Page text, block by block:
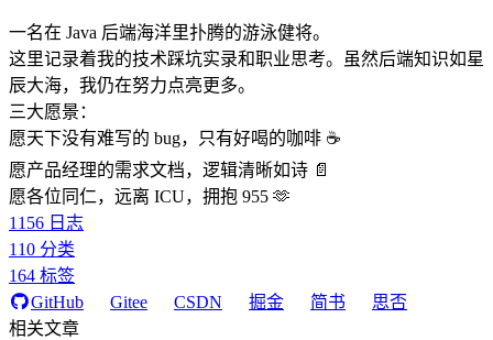
一名在 Java 后端海洋里扑腾的游泳健将。
这里记录着我的技术踩坑实录和职业思考。虽然后端知识如星
辰大海，我仍在努力点亮更多。
三大愿景：
愿天下没有难写的 bug，只有好喝的咖啡 ☕️
愿产品经理的需求文档，逻辑清晰如诗 📄
愿各位同仁，远离 ICU，拥抱 955 🫶
1156 日志
110 分类
164 标签
GitHub
Gitee CSDN 掘金 简书
思否
相关文章